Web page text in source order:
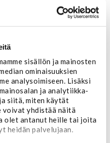
sisällön ja mainosten
ominaisuuksien
analysoimiseen. Lisäksi
ja analytiikka-
siitä, miten käytät
voivat yhdistää näitä
olet antanut heille tai joita
heidän palvelujaan.
osat
ja tuuliohjaimet